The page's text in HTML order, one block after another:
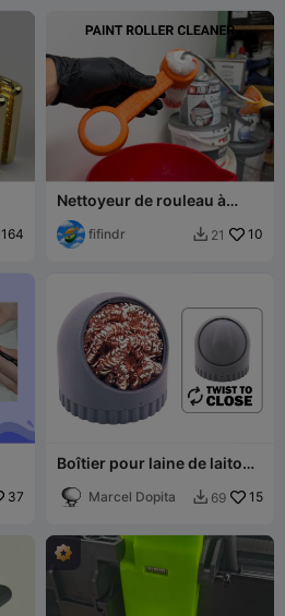
164
Nettoyeur de rouleau à
peinture
fifindr  21 10
37
Boîtier pour laine de laiton /
souderMarcel Dopita  69 15